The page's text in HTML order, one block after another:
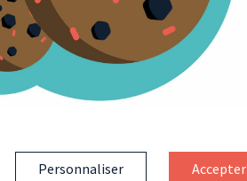
Personnaliser Accepter